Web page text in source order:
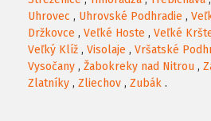
Uhrovec , Uhrovské Podhradie ,
Držkovce , Veľké Hoste , Veľké
Veľký Klíž , Visolaje , Vršatské
Vysočany , Žabokreky nad Nitrou ,
Zlatníky , Zliechov , Zubák .